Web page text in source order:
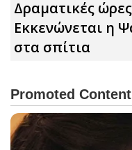
Δραματικές
Εκκενώνεται η
στα σπίτια